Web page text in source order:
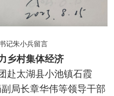
记朱小兵留言
乡村集体经济
赴太湖县小池镇石霞
副局长章华伟等领导干部